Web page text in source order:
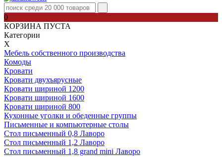
0
КОРЗИНА ПУСТА
Категории
Х
Мебель собственного производства
Комоды
Кровати
Кровати двухъярусные
Кровати шириной 1200
Кровати шириной 1600
Кровати шириной 800
Кухонные уголки и обеденные группы
Письменные и компьютерные столы
Стол письменный 0,8 Лаворо
Стол письменный 1,2 Лаворо
Стол письменный 1,8 grand mini Лаворо